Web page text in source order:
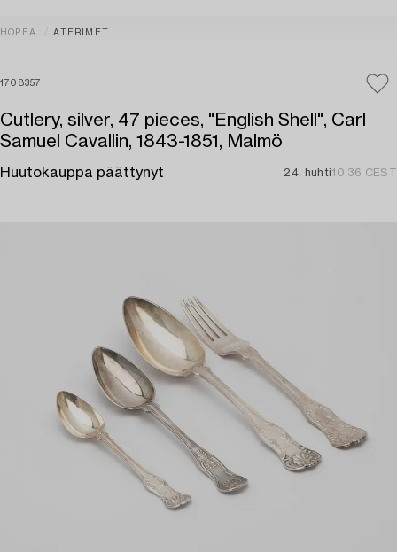
HOPEA ATERIMET
1708357
Cutlery, silver, 47 pieces, "English Shell", Carl
Samuel Cavallin, 1843-1851, Malmö
Huutokauppa päättynyt 24. huhti10:36 CEST